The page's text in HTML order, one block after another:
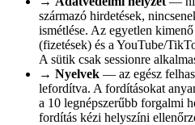
származó hirdetések,
ismétlése. Az egyetlen
(fizetések) és a YouTube/
A sütik csak sessionre
→ Nyelvek — az egész
lefordítva. A fordításokat
a 10 legnépszerűbb forgalmi
fordítás kézi helyszíni